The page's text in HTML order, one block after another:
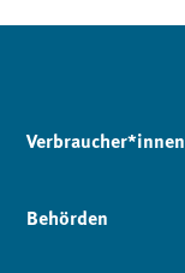
Verbraucher*innen
Behörden